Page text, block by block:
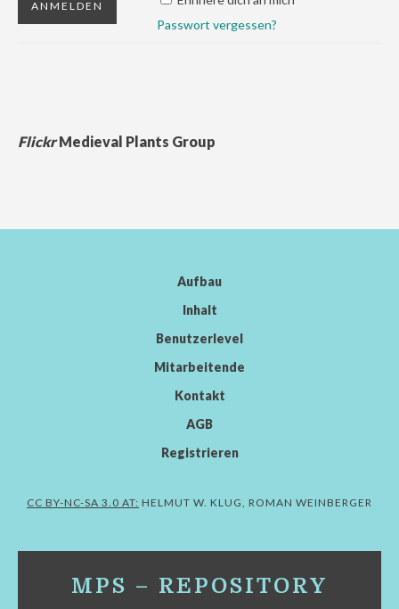
Passwort vergessen?
FlickrMedieval Plants Group
Aufbau
Inhalt
Benutzerlevel
Mitarbeitende
Kontakt
AGB
Registrieren
CC BY-NC-SA 3.0 AT: HELMUT W. KLUG, ROMAN WEINBERGER
MPS – REPOSITORY